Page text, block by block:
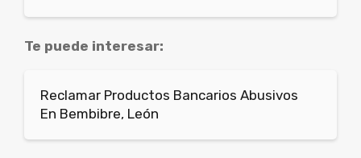
Te puede interesar:
Reclamar Productos Bancarios Abusivos
En Bembibre, León